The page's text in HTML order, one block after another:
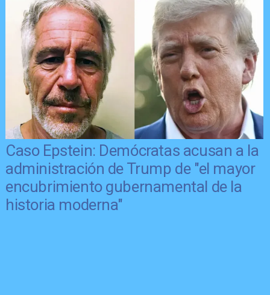
Caso Epstein: Demócratas acusan a la
administración de Trump de "el mayor
encubrimiento gubernamental de la
historia moderna"